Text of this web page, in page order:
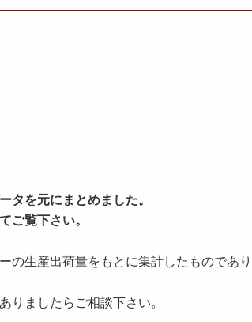
タを元にまとめました。
ご覧下さい。
の生産出荷量をもとに集計したものであ
りましたらご相談下さい。